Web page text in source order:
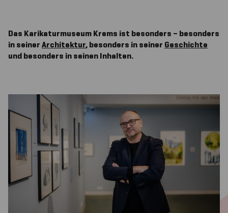
Das Karikaturmuseum Krems ist besonders – besonders
in seiner Architektur, besonders in seiner Geschichte
und besonders in seinen Inhalten.